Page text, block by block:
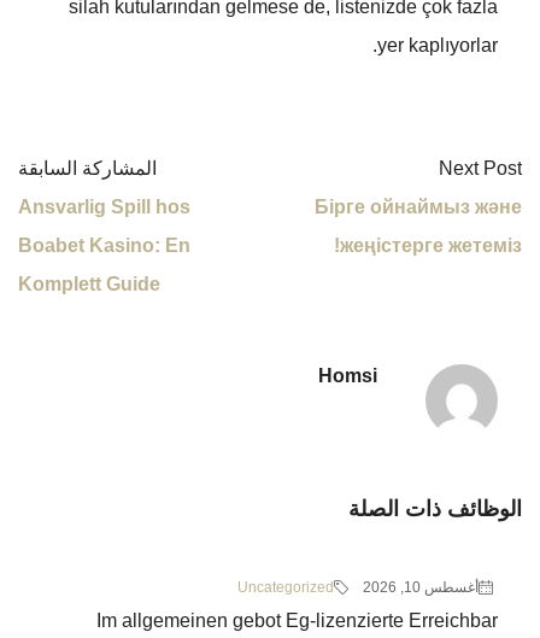
silah kutularından gelmese de, listenizde çok fazla
yer kaplıyorlar.
المشاركة السابقة
Ansvarlig Spill hos
Boabet Kasino: En
Komplett Guide
Next Post
Бірге ойнаймыз және
жеңістерге жетеміз!
Homsi
الوظائف ذات الصلة
أغسطس 10, 2026 Uncategorized
Im allgemeinen gebot Eg-lizenzierte Erreichbar